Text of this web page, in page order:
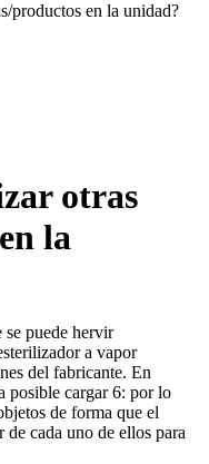
productos en la unidad?
otras
la
puede hervir
a vapor
del fabricante. En
posible cargar 6: por lo
de forma que el
cada uno de ellos para